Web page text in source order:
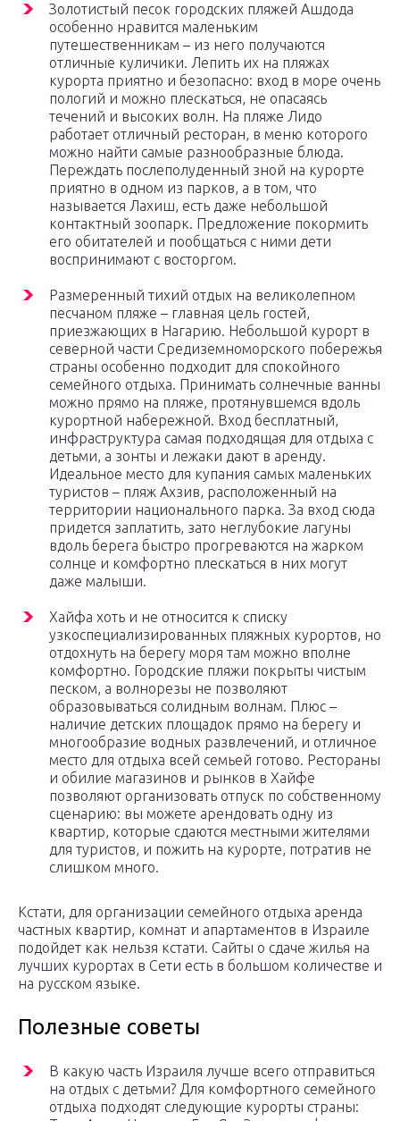
Золотистый песок городских пляжей Ашдода
особенно нравится маленьким
путешественникам – из него получаются
отличные куличики. Лепить их на пляжах
курорта приятно и безопасно: вход в море очень
пологий и можно плескаться, не опасаясь
течений и высоких волн. На пляже Лидо
работает отличный ресторан, в меню которого
можно найти самые разнообразные блюда.
Переждать послеполуденный зной на курорте
приятно в одном из парков, а в том, что
называется Лахиш, есть даже небольшой
контактный зоопарк. Предложение покормить
его обитателей и пообщаться с ними дети
воспринимают с восторгом.
Размеренный тихий отдых на великолепном
песчаном пляже – главная цель гостей,
приезжающих в Нагарию. Небольшой курорт в
северной части Средиземноморского побережья
страны особенно подходит для спокойного
семейного отдыха. Принимать солнечные ванны
можно прямо на пляже, протянувшемся вдоль
курортной набережной. Вход бесплатный,
инфраструктура самая подходящая для отдыха с
детьми, а зонты и лежаки дают в аренду.
Идеальное место для купания самых маленьких
туристов – пляж Ахзив, расположенный на
территории национального парка. За вход сюда
придется заплатить, зато неглубокие лагуны
вдоль берега быстро прогреваются на жарком
солнце и комфортно плескаться в них могут
даже малыши.
Хайфа хоть и не относится к списку
узкоспециализированных пляжных курортов, но
отдохнуть на берегу моря там можно вполне
комфортно. Городские пляжи покрыты чистым
песком, а волнорезы не позволяют
образовываться солидным волнам. Плюс –
наличие детских площадок прямо на берегу и
многообразие водных развлечений, и отличное
место для отдыха всей семьей готово. Рестораны
и обилие магазинов и рынков в Хайфе
позволяют организовать отпуск по собственному
сценарию: вы можете арендовать одну из
квартир, которые сдаются местными жителями
для туристов, и пожить на курорте, потратив не
слишком много.
Кстати, для организации семейного отдыха аренда
частных квартир, комнат и апартаментов в Израиле
подойдет как нельзя кстати. Сайты о сдаче жилья на
лучших курортах в Сети есть в большом количестве и
на русском языке.
Полезные советы
В какую часть Израиля лучше всего отправиться
на отдых с детьми? Для комфортного семейного
отдыха подходят следующие курорты страны: